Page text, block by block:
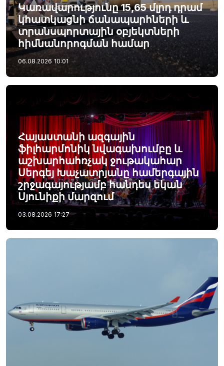
Կառավարությունը 15,65 մլրդ դրամ
կհատկացնի ճանապարհների և
տրանսպորտային օբյեկտների
հիմնանորոգման համար
06.08.2026 10:01
Հայաստանի ազգային
ֆիլհարմոնիկ նվագախումբը և
աշխարհահռչակ ջութակահար
Սերգեյ Խաչատրյանը համերգային
շրջագայությամբ հանդես եկան
Սյունիքի մարզում
03.08.2026 17:27